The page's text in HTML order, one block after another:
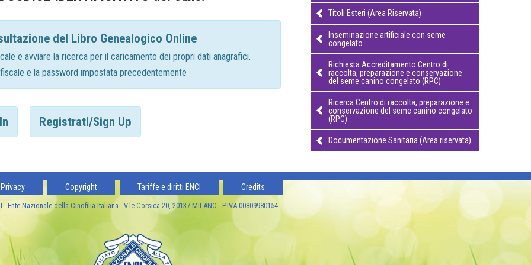
del Libro Genealogico Online
e avviare la ricerca per il caricamento dei propri dati anagrafici.
e la password impostata precedentemente
Registrati/Sign Up
Titoli Esteri (Area Riservata)
Inseminazione artificiale con seme
congelato
Richiesta Accreditamento Centro di
raccolta, preparazione e conservazione
del seme canino congelato (RPC)
Ricerca Centro di raccolta, preparazione e
conservazione del seme canino congelato
(RPC)
Documentazione Sanitaria (Area riservata)
Privacy Copyright Tariffe e diritti ENCI Credits
- Ente Nazionale della Cinofilia Italiana - V.le Corsica 20, 20137 MILANO - P.IVA 00809980154